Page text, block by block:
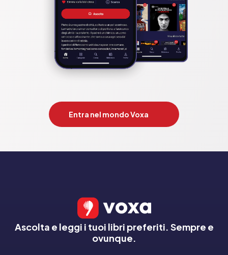
Entra nel mondo Voxa
Ascolta e leggi i tuoi libri preferiti. Sempre e
ovunque.